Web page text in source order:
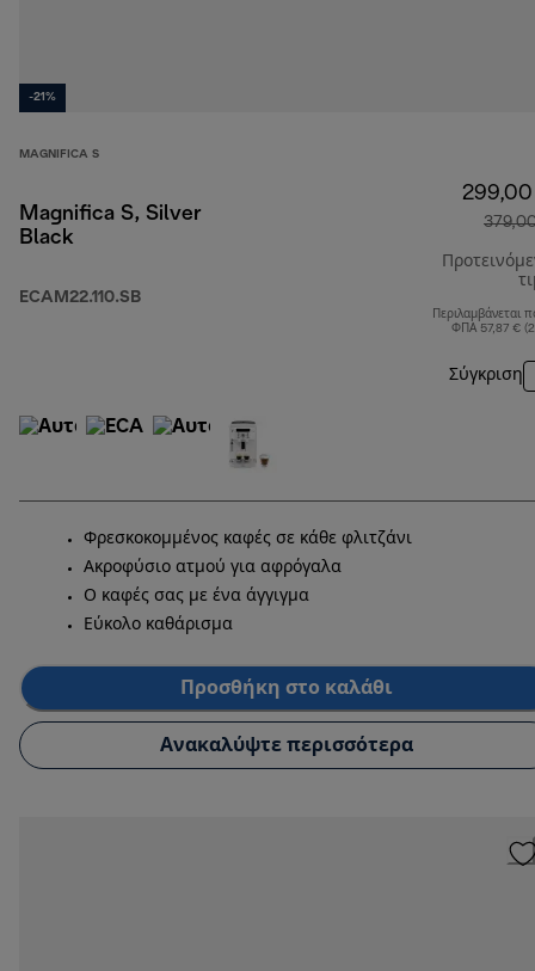
-21%
MAGNIFICA S
Magnifica S, Silver
Black
ECAM22.110.SB
Περιλαμβάνεται
ΦΠΑ 57,87 €
Σύγκριση
Φρεσκοκομμένος καφές σε κάθε φλιτζάνι
Ακροφύσιο ατμού για αφρόγαλα
Ο καφές σας με ένα άγγιγμα
Εύκολο καθάρισμα
Προσθήκη στο καλάθι
Ανακαλύψτε περισσότερα